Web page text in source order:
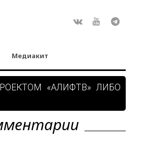
Медиакит
«АЛИФТВ» ЛИБО